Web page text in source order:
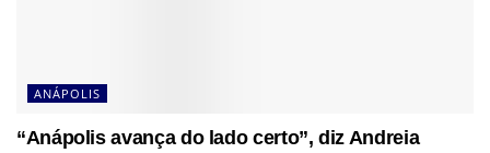
ANÁPOLIS
“Anápolis avança do lado certo”, diz Andreia